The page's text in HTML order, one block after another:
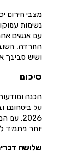
מצבי חירום
נשימות
עם אנשים
החרדה.
ושיש סביבך
סיכום
הכנה
על ביטחוננו
2026,
יותר מתמיד
שלושה